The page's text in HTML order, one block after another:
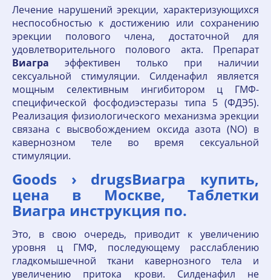
Лечение нарушений эрекции, характеризующихся
неспособностью к достижению или сохранению
эрекции полового члена, достаточной для
удовлетворительного полового акта. Препарат
Виагра эффективен только при наличии
сексуальной стимуляции. Силденафил является
мощным селективным ингибитором ц ГМФ-
специфической фосфодиэстеразы типа 5 (ФДЭ5).
Реализация физиологического механизма эрекции
связана с высвобождением оксида азота (NO) в
кавернозном теле во время сексуальной
стимуляции.
Goods › drugsВиагра купить,
цена в Москве, Таблетки
Виагра инструкция по.
Это, в свою очередь, приводит к увеличению
уровня ц ГМФ, последующему расслаблению
гладкомышечной ткани кавернозного тела и
увеличению притока крови. Силденафил не